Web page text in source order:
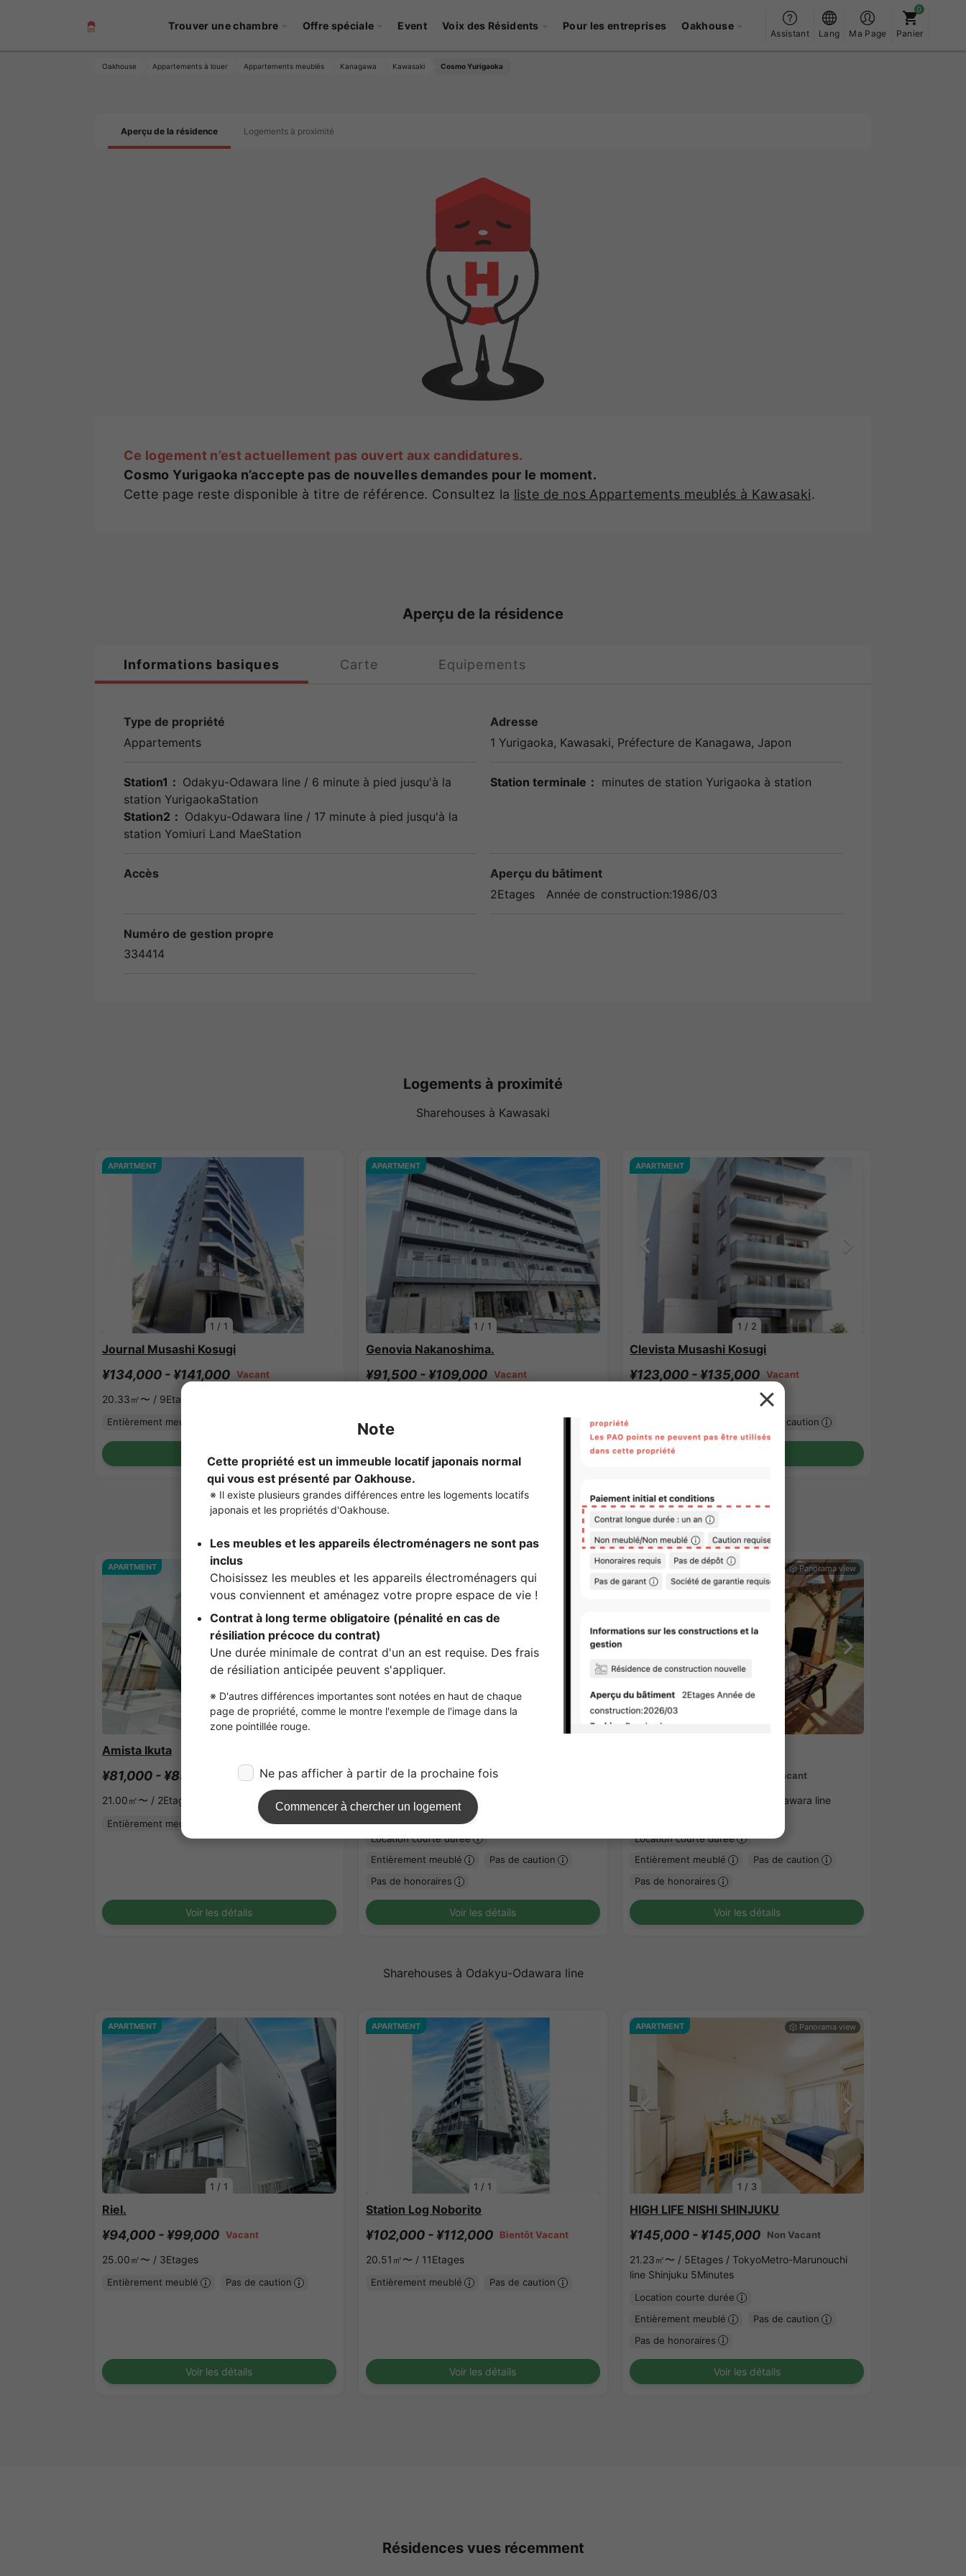
Trouver une chambre Offre spéciale Event Voix des Résidents Pour les entreprises Oakhouse
Assistant Lang Ma Page Panier
Oakhouse Appartements à louer Appartements meublés Kanagawa Kawasaki Cosmo Yurigaoka
Aperçu de la résidence Logements à proximité
Ce logement n’est actuellement pas ouvert aux candidatures.
Cosmo Yurigaoka n’accepte pas de nouvelles demandes pour le moment.
Cette page reste disponible à titre de référence. Consultez la liste de nos Appartements meublés à Kawasaki.
Aperçu de la résidence
Informations basiques Carte Equipements
Type de propriété
Appartements
Adresse
1 Yurigaoka, Kawasaki, Préfecture de Kanagawa, Japon
Station1： Odakyu-Odawara line / 6 minute à pied jusqu'à la
station YurigaokaStation
Station2： Odakyu-Odawara line / 17 minute à pied jusqu'à la
station Yomiuri Land MaeStation
Station terminale： minutes de station Yurigaoka à station
Accès
Aperçu du bâtiment
2Etages
Année de construction:1986/03
Numéro de gestion propre
334414
Logements à proximité
Sharehouses à Kawasaki
1 / 1
APARTMENT
Journal Musashi Kosugi
¥134,000 - ¥141,000 Vacant
20.33㎡〜 / 9Etages
Entièrement meublé
1 / 1
APARTMENT
Genovia Nakanoshima.
¥91,500 - ¥109,000 Vacant
Entièrement meublé
Voir les détails
1 / 2
APARTMENT
Clevista Musashi Kosugi
¥123,000 - ¥135,000 Vacant
Pas de caution
Sharehouses à Yomiuri Land Mae Station
1/1
APARTMENT
Amista Ikuta
¥81,000 - ¥85,000 Vacant
21.00㎡〜 / 2Etages
Entièrement meublé Pas de caution
Voir les détails
¥41,000 - ¥61,000 Non Vacant
9.20㎡〜 / 3Etages /
Odakyu-Odawara line
Yomiurilandmae 15Minutes
Location courte durée
Entièrement meublé
Pas de caution
Pas de honoraires
Voir les détails
SHAREHOUSE
Non Vacant
Odakyu-Odawara line
Location courte durée
Entièrement meublé
Pas de caution
Pas de honoraires
Voir les détails
Sharehouses à Odakyu-Odawara line
1 / 1
APARTMENT
Riel.
¥94,000 - ¥99,000 Vacant
25.00㎡〜 / 3Etages
Entièrement meublé Pas de caution
Voir les détails
1 / 1
APARTMENT
Station Log Noborito
¥102,000 - ¥112,000 Bientôt Vacant
20.51㎡〜 / 11Etages
Entièrement meublé Pas de caution
Voir les détails
1 / 3
APARTMENT
HIGH LIFE NISHI SHINJUKU
¥145,000 - ¥145,000 Non Vacant
21.23㎡〜 / 5Etages /TokyoMetro-Marunouchi
line Shinjuku 5Minutes
Location courte durée
Entièrement meublé
Pas de caution
Pas de honoraires
Voir les détails
Résidences vues récemment